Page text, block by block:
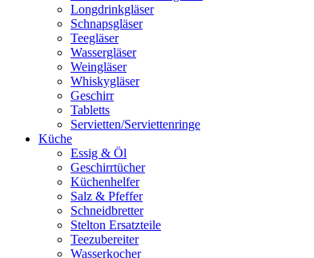
Longdrinkgläser
Schnapsgläser
Teegläser
Wassergläser
Weingläser
Whiskygläser
Geschirr
Tabletts
Servietten/Serviettenringe
Küche
Essig & Öl
Geschirrtücher
Küchenhelfer
Salz & Pfeffer
Schneidbretter
Stelton Ersatzteile
Teezubereiter
Wasserkocher